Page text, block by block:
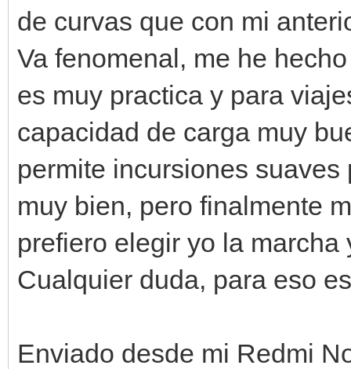
de curvas que con mi
Va fenomenal, me he
es muy practica y para
capacidad de carga muy
permite incursiones
muy bien, pero finalmente
prefiero elegir yo la
Cualquier duda, para eso
Enviado desde mi Redmi